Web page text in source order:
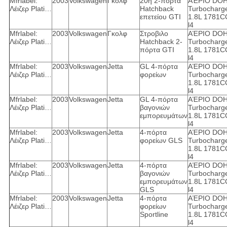
Λέιζερ Plati…
Hatchback
επετείου GTI
1.8L
l4
Mfrlabel:
Λέιζερ Plati…
2003VolkswagenΓκολφ
Στροβιλο
Hatchback 2-
πόρτα GTI
ΑΈΡΙΟ
1.8L
l4
Mfrlabel:
Λέιζερ Plati…
2003VolkswagenJetta
GL 4-πόρτα
φορείων
ΑΈΡΙΟ
1.8L
l4
Mfrlabel:
Λέιζερ Plati…
2003VolkswagenJetta
GL 4-πόρτα
βαγονιών
εμπορευμάτων
ΑΈΡΙΟ
1.8L
l4
Mfrlabel:
Λέιζερ Plati…
2003VolkswagenJetta
4-πόρτα
φορείων GLS
ΑΈΡΙΟ
1.8L
l4
Mfrlabel:
Λέιζερ Plati…
2003VolkswagenJetta
4-πόρτα
βαγονιών
εμπορευμάτων
GLS
ΑΈΡΙΟ
1.8L
l4
Mfrlabel:
Λέιζερ Plati…
2003VolkswagenJetta
4-πόρτα
φορείων
Sportline
ΑΈΡΙΟ
1.8L
l4